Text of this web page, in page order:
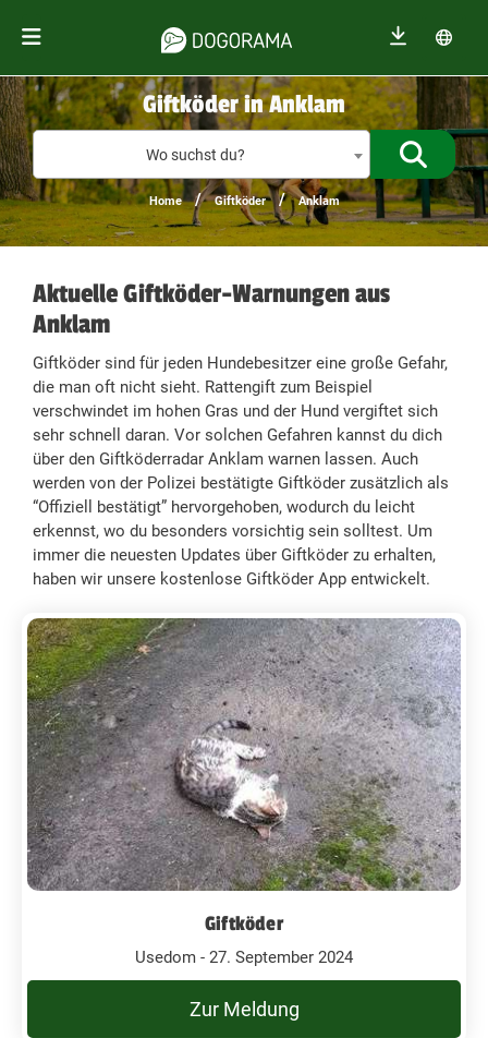
Giftköder in Anklam
Wo suchst du?
Home / Giftköder / Anklam
Aktuelle Giftköder-Warnungen aus
Anklam
Giftköder sind für jeden Hundebesitzer eine große Gefahr,
die man oft nicht sieht. Rattengift zum Beispiel
verschwindet im hohen Gras und der Hund vergiftet sich
sehr schnell daran. Vor solchen Gefahren kannst du dich
über den Giftköderradar Anklam warnen lassen. Auch
werden von der Polizei bestätigte Giftköder zusätzlich als
“Offiziell bestätigt” hervorgehoben, wodurch du leicht
erkennst, wo du besonders vorsichtig sein solltest. Um
immer die neuesten Updates über Giftköder zu erhalten,
haben wir unsere kostenlose Giftköder App entwickelt.
Giftköder
Usedom - 27. September 2024
Zur Meldung